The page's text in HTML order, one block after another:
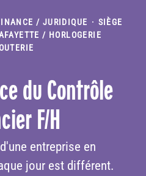
/ JURIDIQUE · SIÈGE
/ HORLOGERIE
du Contrôle
F/H
entreprise en
jour est différent.